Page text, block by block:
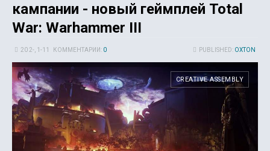
кампании - новый геймплей Total
War: Warhammer III
PUBLISHED: OXTON
20 2-, 1-11 КОММЕНТАРИИ: 0
CREATIVE ASSEMBLY